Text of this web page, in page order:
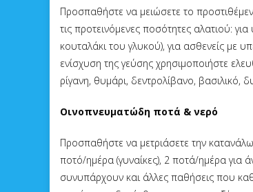
Προσπαθήστε να μειώσετε το
τις προτεινόμενες ποσότητες αλατιού:
κουταλάκι του γλυκού), για ασθενείς με
ενίσχυση της γεύσης χρησιμοποιήστε
ρίγανη, θυμάρι, δεντρολίβανο,
Οινοπνευματώδη ποτά & νερό
Προσπαθήστε να μετριάσετε την
ποτό/ημέρα (γυναίκες), 2 ποτά/ημέρα
συνυπάρχουν και άλλες παθήσεις που